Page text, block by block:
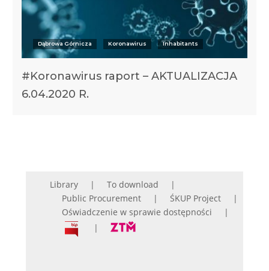
Dąbrowa Górnicza Koronawirus Inhabitants
#Koronawirus raport – AKTUALIZACJA
6.04.2020 R.
Library
To download
Public Procurement
ŚKUP Project
Oświadczenie w sprawie dostępności